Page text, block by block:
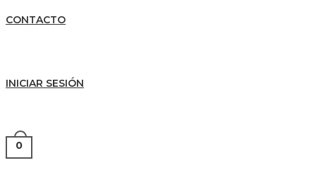
CONTACTO
INICIAR SESIÓN
0